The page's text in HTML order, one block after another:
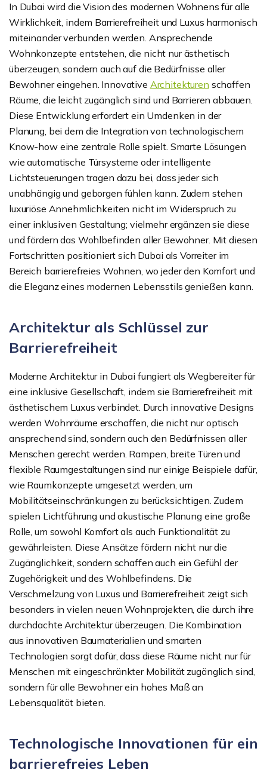
In Dubai wird die Vision des modernen Wohnens für alle
Wirklichkeit, indem Barrierefreiheit und Luxus harmonisch
miteinander verbunden werden. Ansprechende
Wohnkonzepte entstehen, die nicht nur ästhetisch
überzeugen, sondern auch auf die Bedürfnisse aller
Bewohner eingehen. Innovative Architekturen schaffen
Räume, die leicht zugänglich sind und Barrieren abbauen.
Diese Entwicklung erfordert ein Umdenken in der
Planung, bei dem die Integration von technologischem
Know-how eine zentrale Rolle spielt. Smarte Lösungen
wie automatische Türsysteme oder intelligente
Lichtsteuerungen tragen dazu bei, dass jeder sich
unabhängig und geborgen fühlen kann. Zudem stehen
luxuriöse Annehmlichkeiten nicht im Widerspruch zu
einer inklusiven Gestaltung; vielmehr ergänzen sie diese
und fördern das Wohlbefinden aller Bewohner. Mit diesen
Fortschritten positioniert sich Dubai als Vorreiter im
Bereich barrierefreies Wohnen, wo jeder den Komfort und
die Eleganz eines modernen Lebensstils genießen kann.
Architektur als Schlüssel zur
Barrierefreiheit
Moderne Architektur in Dubai fungiert als Wegbereiter für
eine inklusive Gesellschaft, indem sie Barrierefreiheit mit
ästhetischem Luxus verbindet. Durch innovative Designs
werden Wohnräume erschaffen, die nicht nur optisch
ansprechend sind, sondern auch den Bedürfnissen aller
Menschen gerecht werden. Rampen, breite Türen und
flexible Raumgestaltungen sind nur einige Beispiele dafür,
wie Raumkonzepte umgesetzt werden, um
Mobilitätseinschränkungen zu berücksichtigen. Zudem
spielen Lichtführung und akustische Planung eine große
Rolle, um sowohl Komfort als auch Funktionalität zu
gewährleisten. Diese Ansätze fördern nicht nur die
Zugänglichkeit, sondern schaffen auch ein Gefühl der
Zugehörigkeit und des Wohlbefindens. Die
Verschmelzung von Luxus und Barrierefreiheit zeigt sich
besonders in vielen neuen Wohnprojekten, die durch ihre
durchdachte Architektur überzeugen. Die Kombination
aus innovativen Baumaterialien und smarten
Technologien sorgt dafür, dass diese Räume nicht nur für
Menschen mit eingeschränkter Mobilität zugänglich sind,
sondern für alle Bewohner ein hohes Maß an
Lebensqualität bieten.
Technologische Innovationen für ein
barrierefreies Leben